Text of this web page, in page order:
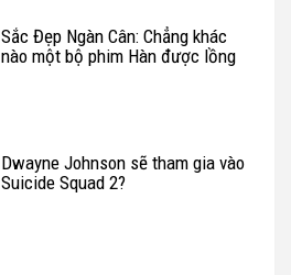
Sắc Đẹp Ngàn Cân: Chẳng khác
nào một bộ phim Hàn được lồng
Dwayne Johnson sẽ tham gia vào
Suicide Squad 2?